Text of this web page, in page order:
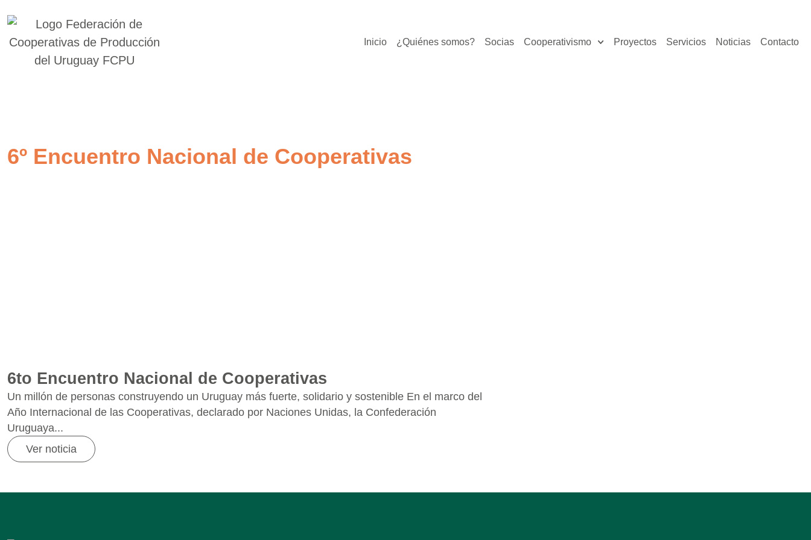
Inicio ¿Quiénes somos? Socias Cooperativismo Proyectos Servicios Noticias Contacto
6º Encuentro Nacional de Cooperativas
6to Encuentro Nacional de Cooperativas
Un millón de personas construyendo un Uruguay más fuerte, solidario y sostenible En el marco del
Año Internacional de las Cooperativas, declarado por Naciones Unidas, la Confederación
Uruguaya...
Ver noticia